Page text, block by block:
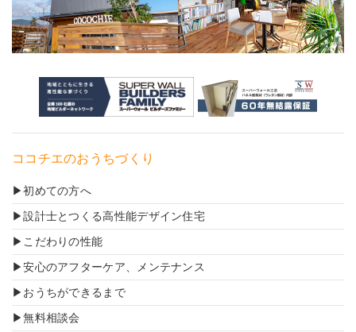
ココチエのおうちづくり
初めての方へ
設計士とつくる高性能デザイン住宅
こだわりの性能
安心のアフターケア、メンテナンス
おうちができるまで
無料相談会